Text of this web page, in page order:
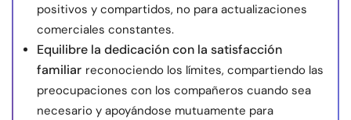
positivos y compartidos, no para actualizaciones
comerciales constantes.
Equilibre la dedicación con la satisfacción
familiar reconociendo los límites, compartiendo las
preocupaciones con los compañeros cuando sea
necesario y apoyándose mutuamente para